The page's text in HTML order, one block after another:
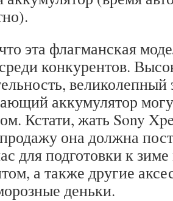
эта флагманская
конкурентов.
великолепный
аккумулятор
Кстати, жать Sony
она должна
для подготовки к
а также другие
деньки.